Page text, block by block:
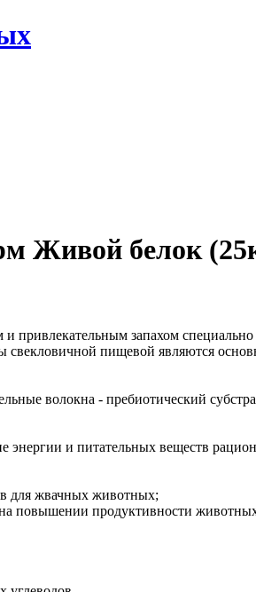
Живой белок
привлекательным запахом
свекловичной пищевой являются
волокна - пребиотический
и питательных веществ
для жвачных животных;
повышении продуктивности